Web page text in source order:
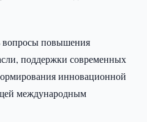
вопросы повышения
поддержки современных
инновационной
международным